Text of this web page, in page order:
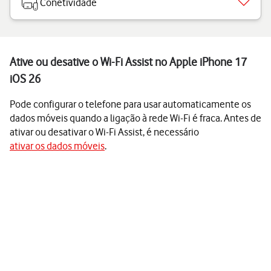
Conetividade
Ative ou desative o Wi-Fi Assist no Apple iPhone 17
iOS 26
Pode configurar o telefone para usar automaticamente os
dados móveis quando a ligação à rede Wi-Fi é fraca. Antes de
ativar ou desativar o Wi-Fi Assist, é necessário
ativar os dados móveis.